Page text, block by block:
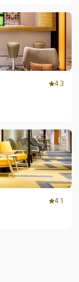
4.3
4.1